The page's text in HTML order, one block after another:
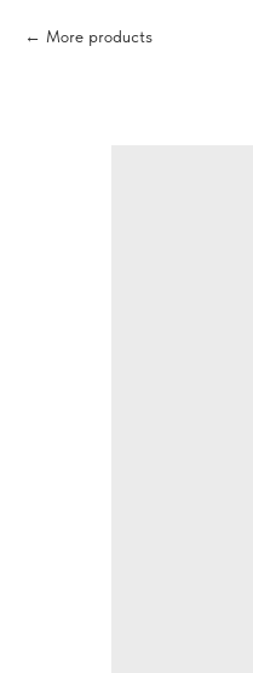
More products